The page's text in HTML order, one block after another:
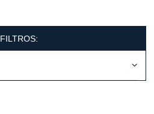
FILTROS: